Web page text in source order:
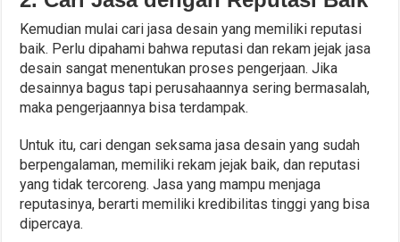
Kemudian mulai cari jasa desain yang memiliki reputasi
baik. Perlu dipahami bahwa reputasi dan rekam jejak jasa
desain sangat menentukan proses pengerjaan. Jika
desainnya bagus tapi perusahaannya sering bermasalah,
maka pengerjaannya bisa terdampak.
Untuk itu, cari dengan seksama jasa desain yang sudah
berpengalaman, memiliki rekam jejak baik, dan reputasi
yang tidak tercoreng. Jasa yang mampu menjaga
reputasinya, berarti memiliki kredibilitas tinggi yang bisa
dipercaya.